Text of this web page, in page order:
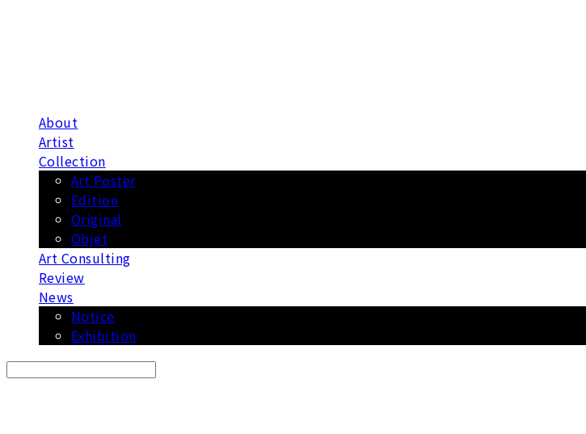
About
Artist
Collection
Art Poster
Edition
Original
Objet
Art Consulting
Review
News
Notice
Exhibition